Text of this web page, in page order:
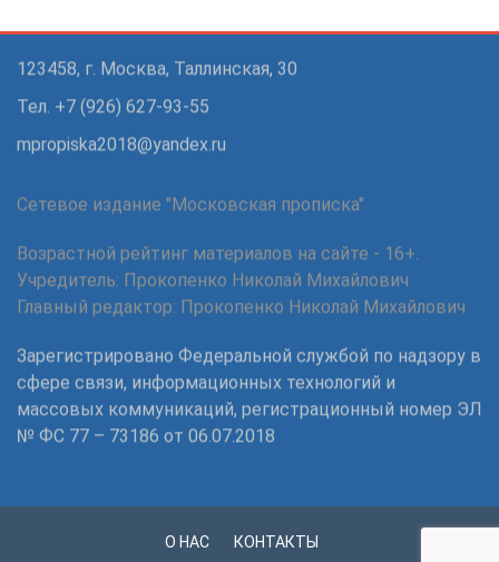
123458, г. Москва, Таллинская, 30
Тел. +7 (926) 627-93-55
mpropiska2018@yandex.ru
Сетевое издание "Московская прописка"
Возрастной рейтинг материалов на сайте - 16+.
Учредитель: Прокопенко Николай Михайлович
Главный редактор: Прокопенко Николай Михайлович
Зарегистрировано Федеральной службой по надзору в
сфере связи, информационных технологий и
массовых коммуникаций, регистрационный номер ЭЛ
№ ФС 77 – 73186 от 06.07.2018
О НАС КОНТАКТЫ